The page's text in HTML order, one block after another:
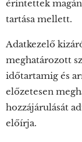
érintettek
tartása mellett.
Adatkezelő
meghatározott
időtartamig és
előzetesen
hozzájárulását
előírja.